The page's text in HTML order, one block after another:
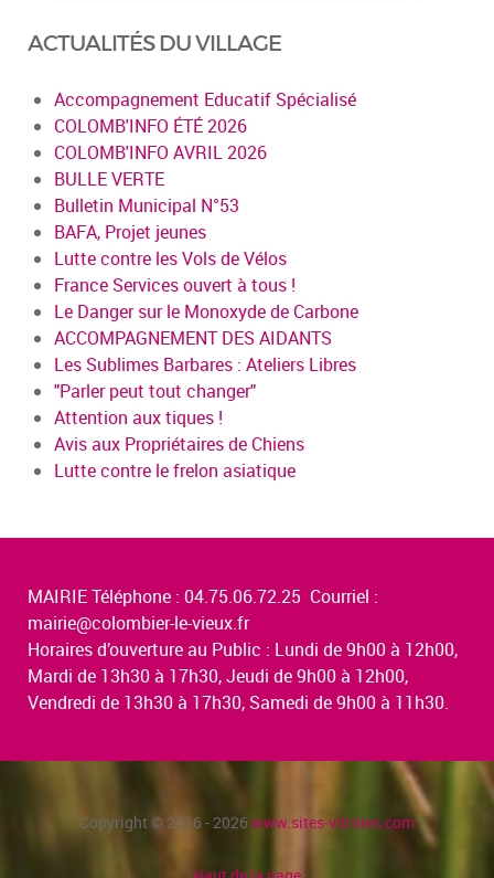
ACTUALITÉS DU VILLAGE
Accompagnement Educatif Spécialisé
COLOMB'INFO ÉTÉ 2026
COLOMB'INFO AVRIL 2026
BULLE VERTE
Bulletin Municipal N°53
BAFA, Projet jeunes
Lutte contre les Vols de Vélos
France Services ouvert à tous !
Le Danger sur le Monoxyde de Carbone
ACCOMPAGNEMENT DES AIDANTS
Les Sublimes Barbares : Ateliers Libres
"Parler peut tout changer"
Attention aux tiques !
Avis aux Propriétaires de Chiens
Lutte contre le frelon asiatique
MAIRIE Téléphone : 04.75.06.72.25 Courriel :
mairie@colombier-le-vieux.fr
Horaires d’ouverture au Public : Lundi de 9h00 à 12h00,
Mardi de 13h30 à 17h30, Jeudi de 9h00 à 12h00,
Vendredi de 13h30 à 17h30, Samedi de 9h00 à 11h30.
Copyright © 2016 - 2026www.sites-vitrines.com